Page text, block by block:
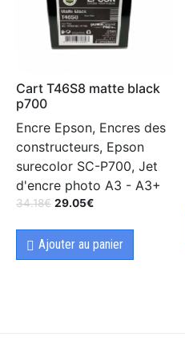
Cart T46S8 matte black
p700
Encre Epson, Encres des
constructeurs, Epson
surecolor SC-P700, Jet
d'encre photo A3 - A3+
34.18€ 29.05€
Ajouter au panier